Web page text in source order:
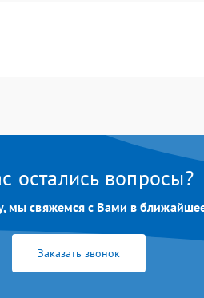
остались вопросы?
мы свяжемся с Вами в
Заказать звонок